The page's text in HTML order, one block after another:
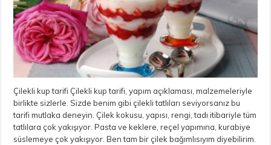
Çilekli kup tarifi Çilekli kup tarifi, yapım açıklaması, malzemeleriyle
birlikte sizlerle. Sizde benim gibi çilekli tatlıları seviyorsanız bu
tarifi mutlaka deneyin. Çilek kokusu, yapısı, rengi, tadı itibariyle tüm
tatlılara çok yakışıyor. Pasta ve keklere, reçel yapımına, kurabiye
süslemeye çok yakışıyor. Ben tam bir çilek bağımlısıyım diyebilirim.